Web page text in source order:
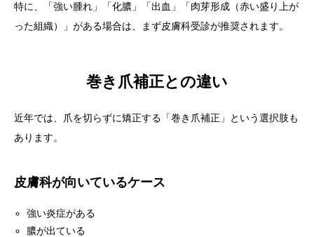
特に、「強い腫れ」「化膿」「出血」「肉芽形成（赤い盛り上が
った組織）」がある場合は、まず皮膚科受診が推奨されます。
巻き爪補正との違い
近年では、爪を切らずに矯正する「巻き爪補正」という選択肢も
あります。
皮膚科が向いているケース
強い炎症がある
膿が出ている